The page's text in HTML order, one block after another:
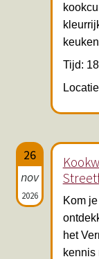
Tijd:
26
nov
2026
Kom
het
kennis